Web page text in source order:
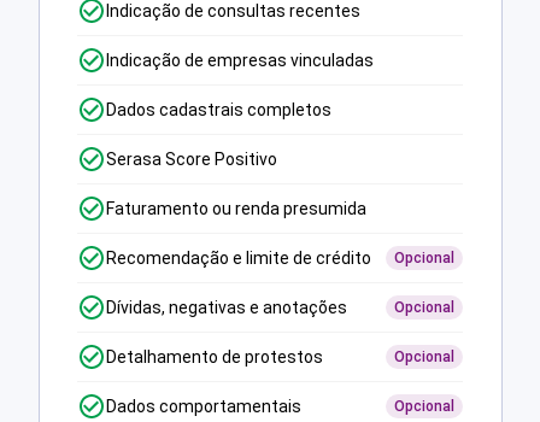
Indicação de consultas recentes
Indicação de empresas vinculadas
Dados cadastrais completos
Serasa Score Positivo
Faturamento ou renda presumida
Recomendação e limite de crédito Opcional
Dívidas, negativas e anotações Opcional
Detalhamento de protestos Opcional
Dados comportamentais Opcional